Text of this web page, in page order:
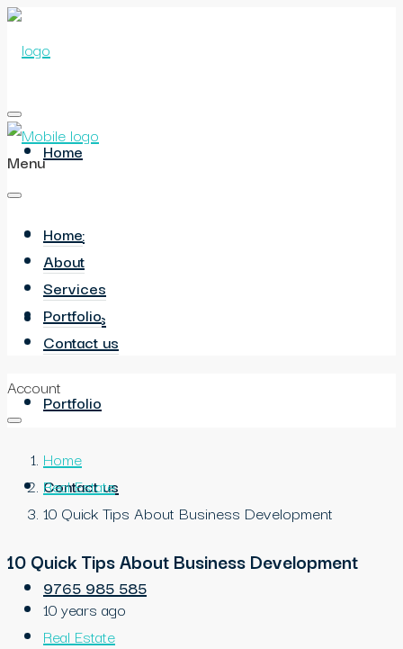
Home
About
Services
Portfolio
Contact us
9765 985 585
Menu
Home
About
Services
Portfolio
Contact us
Account
Home
Real Estate
10 Quick Tips About Business Development
10 Quick Tips About Business Development
10 years ago
Real Estate